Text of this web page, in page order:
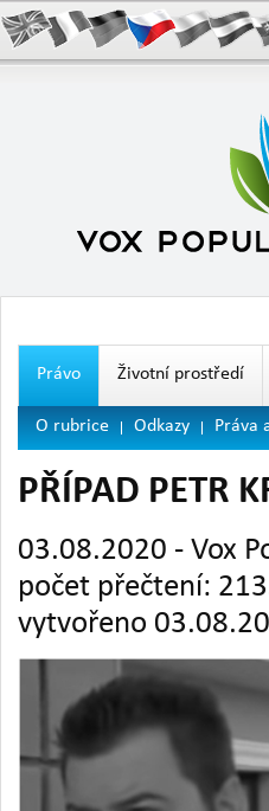
Právo Životní prostředí
O rubrice Odkazy Práva
PŘÍPAD PETR
03.08.2020 - Vox
počet přečtení:
vytvořeno